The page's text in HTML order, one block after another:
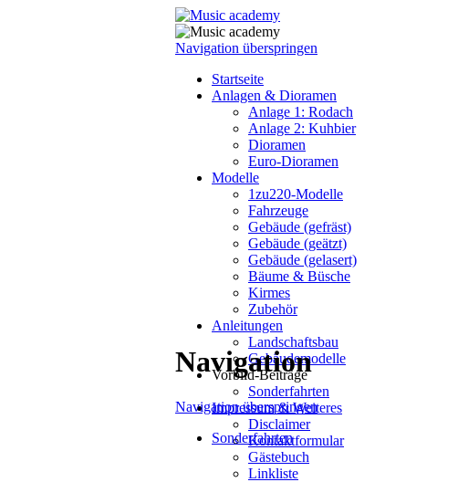
Navigation überspringen
Startseite
Anlagen & Dioramen
Anlage 1: Rodach
Anlage 2: Kuhbier
Dioramen
Euro-Dioramen
Modelle
1zu220-Modelle
Fahrzeuge
Gebäude (gefräst)
Gebäude (geätzt)
Gebäude (gelasert)
Bäume & Büsche
Kirmes
Zubehör
Anleitungen
Landschaftsbau
Gebäudemodelle
Vorbild-Beiträge
Sonderfahrten
Impressum & Weiteres
Disclaimer
Kontaktformular
Gästebuch
Linkliste
Navigation
Navigation überspringen
Sonderfahrten